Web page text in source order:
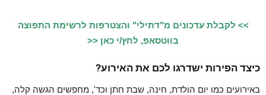
>> לקבלת עדכונים מ"דתילי" והצטרפות לרשימת התפוצה
בווטסאפ, לחץ/י כאן <<
כיצד הפירות ישדרגו לכם את האירוע?
באירועים כמו יום הולדת, חינה, שבת חתן וכד', מחפשים הגשה קלה,